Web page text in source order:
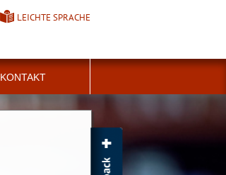
LEICHTE SPRACHE
KONTAKT